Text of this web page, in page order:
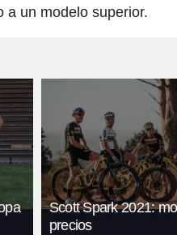
a un modelo superior.
Scott Spark 2021:
precios